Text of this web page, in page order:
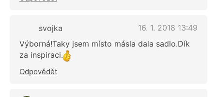
svojka
16. 1. 2018 13:49
Výborná!Taky jsem místo másla dala sadlo.Dík
za inspiraci.
Odpovědět